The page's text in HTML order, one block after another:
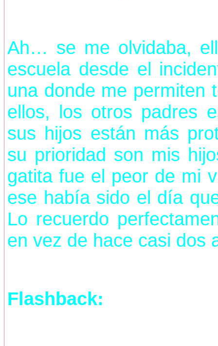
Ah… se me olvidaba,
escuela desde el
una donde me permiten
ellos, los otros padres
sus hijos están más
su prioridad son mis
gatita fue el peor de mi
ese había sido el día
Lo recuerdo
en vez de hace casi dos
Flashback: